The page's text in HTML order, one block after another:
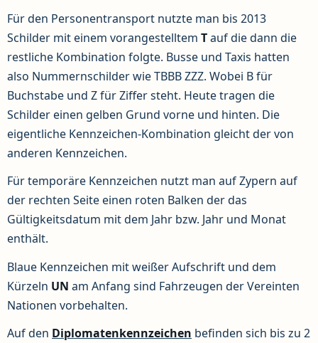
Für den Personentransport nutzte man bis 2013
Schilder mit einem vorangestelltem Tauf die dann die
restliche Kombination folgte. Busse und Taxis hatten
also Nummernschilder wie TBBB ZZZ. Wobei B für
Buchstabe und Z für Ziffer steht. Heute tragen die
Schilder einen gelben Grund vorne und hinten. Die
eigentliche Kennzeichen-Kombination gleicht der von
anderen Kennzeichen.
Für temporäre Kennzeichen nutzt man auf Zypern auf
der rechten Seite einen roten Balken der das
Gültigkeitsdatum mit dem Jahr bzw. Jahr und Monat
enthält.
Blaue Kennzeichen mit weißer Aufschrift und dem
Kürzeln UN am Anfang sind Fahrzeugen der Vereinten
Nationen vorbehalten.
Auf den Diplomatenkennzeichen befinden sich bis zu 2